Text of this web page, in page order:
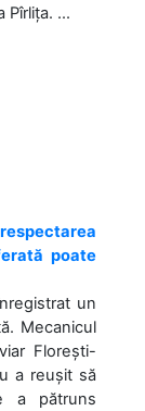
Pîrlița. ...
poate
un
Mecanicul
Florești-
a reușit să
a pătruns